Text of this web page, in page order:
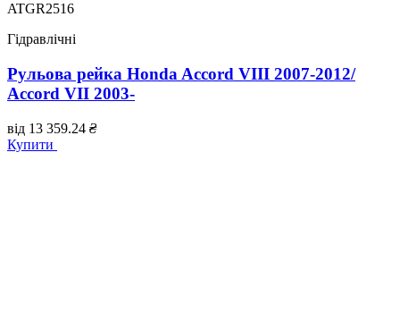
ATGR2516
Гідравлічні
Рульова рейка Honda Accord VIII 2007-2012/
Accord VII 2003-
від 13 359.24 ₴
Купити